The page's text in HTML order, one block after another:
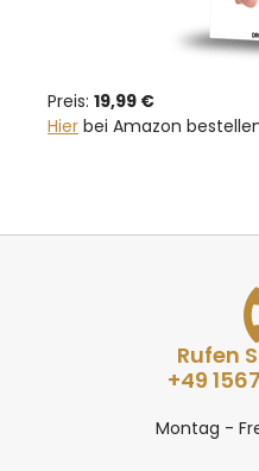
Preis: 19,99 €
Hier bei Amazon
Rufen
+49
Montag -